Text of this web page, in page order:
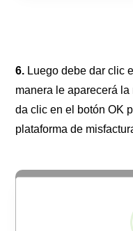
6. Luego debe dar clic
manera le aparecerá
da clic en el botón OK
plataforma de